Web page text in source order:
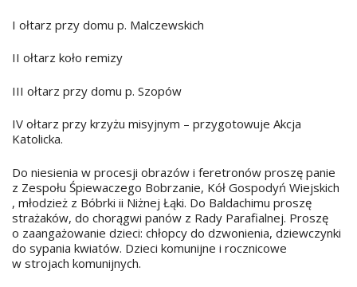
I ołtarz przy domu p. Malczewskich
II ołtarz koło remizy
III ołtarz przy domu p. Szopów
IV ołtarz przy krzyżu misyjnym – przygotowuje Akcja
Katolicka.
Do niesienia w procesji obrazów i feretronów proszę panie
z Zespołu Śpiewaczego Bobrzanie, Kół Gospodyń Wiejskich
, młodzież z Bóbrki ii Niżnej Łąki. Do Baldachimu proszę
strażaków, do chorągwi panów z Rady Parafialnej. Proszę
o zaangażowanie dzieci: chłopcy do dzwonienia, dziewczynki
do sypania kwiatów. Dzieci komunijne i rocznicowe
w strojach komunijnych.